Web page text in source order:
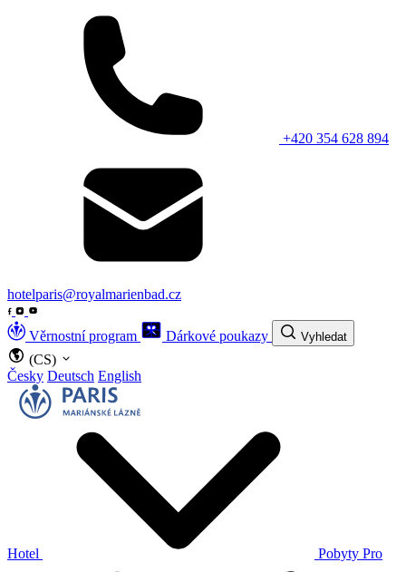
+420 354 628 894
hotelparis@royalmarienbad.cz
Věrnostní program Dárkové poukazy Vyhledat
(CS)
Česky Deutsch English
Hotel Pobyty Pro